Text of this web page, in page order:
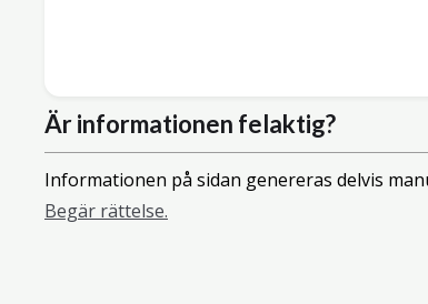
Är informationen felaktig?
Informationen på sidan genereras delvis
Begär rättelse.